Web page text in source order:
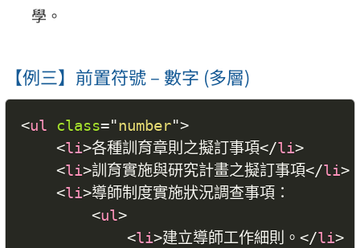
學。
【例三】前置符號 – 數字 (多層)
<ul class="number">
<li>各種訓育章則之擬訂事項</li>
<li>訓育實施與研究計畫之擬訂事項</li>
<li>導師制度實施狀況調查事項：
<ul>
<li>建立導師工作細則。</li>